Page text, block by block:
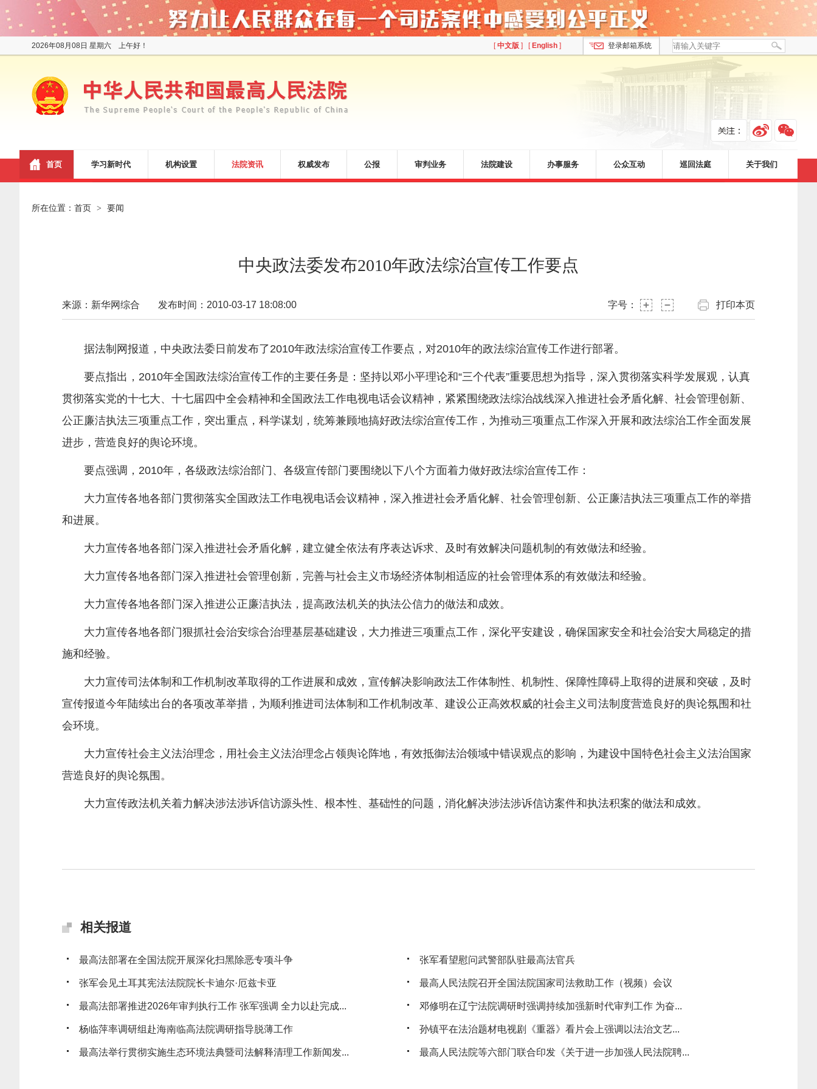
[中文版 ] [ English ]
2026年08月08日 星期六 上午好！ 登录邮箱系统
首页 学习新时代 机构设置 法院资讯 权威发布 公报 审判业务 法院建设 办事服务 公众互动 巡回法庭 关于我们
所在位置： 首页 > 要闻
中央政法委发布2010年政法综治宣传工作要点
来源：新华网综合 发布时间：2010-03-17 18:08:00 字号： 打印本页
据法制网报道，中央政法委日前发布了2010年政法综治宣传工作要点，对2010年的政法综治宣传工作进行部署。
要点指出，2010年全国政法综治宣传工作的主要任务是：坚持以邓小平理论和“三个代表”重要思想为指导，深入贯彻落实科学发展观，认真
贯彻落实党的十七大、十七届四中全会精神和全国政法工作电视电话会议精神，紧紧围绕政法综治战线深入推进社会矛盾化解、社会管理创新、
公正廉洁执法三项重点工作，突出重点，科学谋划，统筹兼顾地搞好政法综治宣传工作，为推动三项重点工作深入开展和政法综治工作全面发展
进步，营造良好的舆论环境。
要点强调，2010年，各级政法综治部门、各级宣传部门要围绕以下八个方面着力做好政法综治宣传工作：
大力宣传各地各部门贯彻落实全国政法工作电视电话会议精神，深入推进社会矛盾化解、社会管理创新、公正廉洁执法三项重点工作的举措
和进展。
大力宣传各地各部门深入推进社会矛盾化解，建立健全依法有序表达诉求、及时有效解决问题机制的有效做法和经验。
大力宣传各地各部门深入推进社会管理创新，完善与社会主义市场经济体制相适应的社会管理体系的有效做法和经验。
大力宣传各地各部门深入推进公正廉洁执法，提高政法机关的执法公信力的做法和成效。
大力宣传各地各部门狠抓社会治安综合治理基层基础建设，大力推进三项重点工作，深化平安建设，确保国家安全和社会治安大局稳定的措
施和经验。
大力宣传司法体制和工作机制改革取得的工作进展和成效，宣传解决影响政法工作体制性、机制性、保障性障碍上取得的进展和突破，及时
宣传报道今年陆续出台的各项改革举措，为顺利推进司法体制和工作机制改革、建设公正高效权威的社会主义司法制度营造良好的舆论氛围和社
会环境。
大力宣传社会主义法治理念，用社会主义法治理念占领舆论阵地，有效抵御法治领域中错误观点的影响，为建设中国特色社会主义法治国家
营造良好的舆论氛围。
大力宣传政法机关着力解决涉法涉诉信访源头性、根本性、基础性的问题，消化解决涉法涉诉信访案件和执法积案的做法和成效。
相关报道
最高法部署在全国法院开展深化扫黑除恶专项斗争 张军看望慰问武警部队驻最高法官兵
张军会见土耳其宪法法院院长卡迪尔·厄兹卡亚 最高人民法院召开全国法院国家司法救助工作（视频）会议
最高法部署推进2026年审判执行工作 张军强调 全力以赴完成... 邓修明在辽宁法院调研时强调持续加强新时代审判工作 为奋...
杨临萍率调研组赴海南临高法院调研指导脱薄工作 孙镇平在法治题材电视剧《重器》看片会上强调以法治文艺...
最高法举行贯彻实施生态环境法典暨司法解释清理工作新闻发... 最高人民法院等六部门联合印发《关于进一步加强人民法院聘...